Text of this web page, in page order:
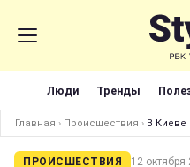
Люди Тренды
Главная › Происшествия › В Киеве
ПРОИСШЕСТВИЯ 12 октября